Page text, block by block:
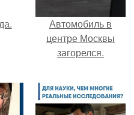
Автомобиль в
центре Москвы
загорелся.